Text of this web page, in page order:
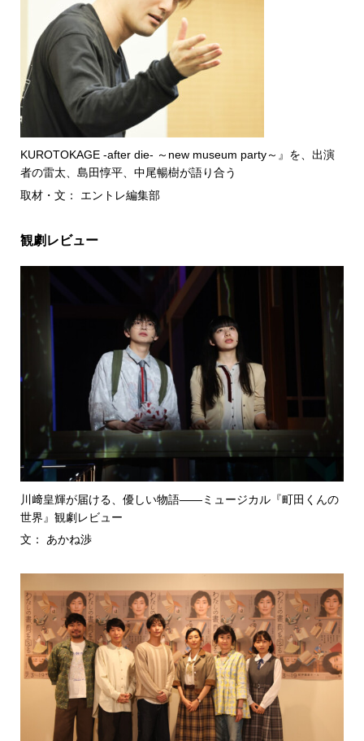
KUROTOKAGE -after die- ～new museum party～』を、出演
者の雷太、島田惇平、中尾暢樹が語り合う
取材・文： エントレ編集部
観劇レビュー
川﨑皇輝が届ける、優しい物語――ミュージカル『町田くんの
世界』観劇レビュー
文： あかね渉